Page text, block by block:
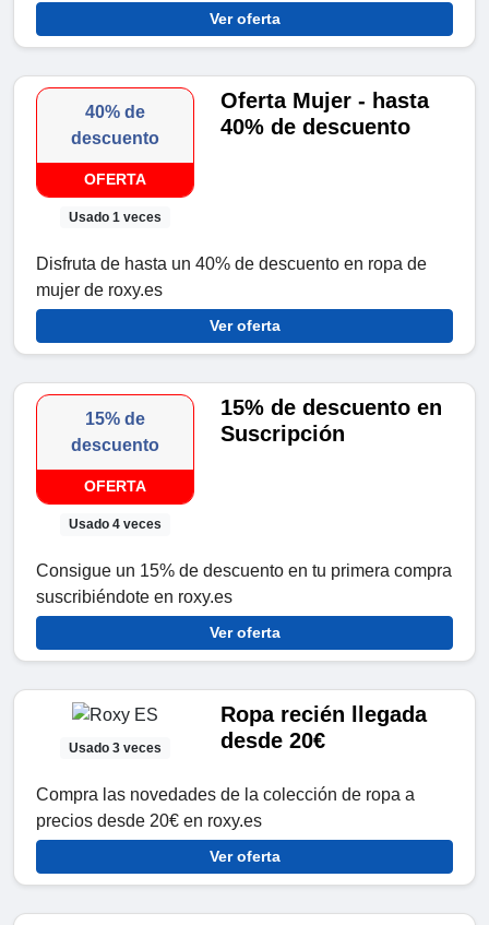
Ver oferta
40% de
descuento
OFERTA
Usado 1 veces
Oferta Mujer - hasta
40% de descuento
Disfruta de hasta un 40% de descuento en ropa de
mujer de roxy.es
Ver oferta
15% de
descuento
OFERTA
Usado 4 veces
15% de descuento en
Suscripción
Consigue un 15% de descuento en tu primera compra
suscribiéndote en roxy.es
Ver oferta
Usado 3 veces
Ropa recién llegada
desde 20€
Compra las novedades de la colección de ropa a
precios desde 20€ en roxy.es
Ver oferta